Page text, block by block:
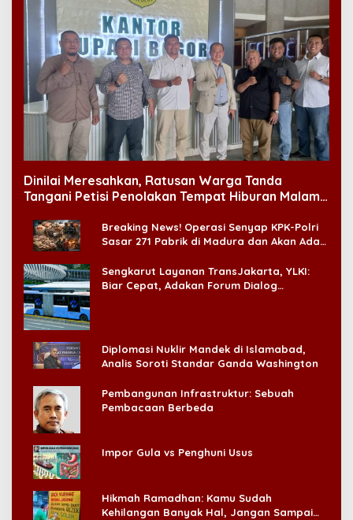
Dinilai Meresahkan, Ratusan Warga Tanda
Tangani Petisi Penolakan Tempat Hiburan Malam
Breaking News! Operasi Senyap KPK-Polri
Sasar 271 Pabrik di Madura dan Akan Ada
Sengkarut Layanan TransJakarta, YLKI:
Biar Cepat, Adakan Forum Dialog
Diplomasi Nuklir Mandek di Islamabad,
Analis Soroti Standar Ganda Washington
Pembangunan Infrastruktur: Sebuah
Pembacaan Berbeda
Impor Gula vs Penghuni Usus
Hikmah Ramadhan: Kamu Sudah
Kehilangan Banyak Hal, Jangan Sampai